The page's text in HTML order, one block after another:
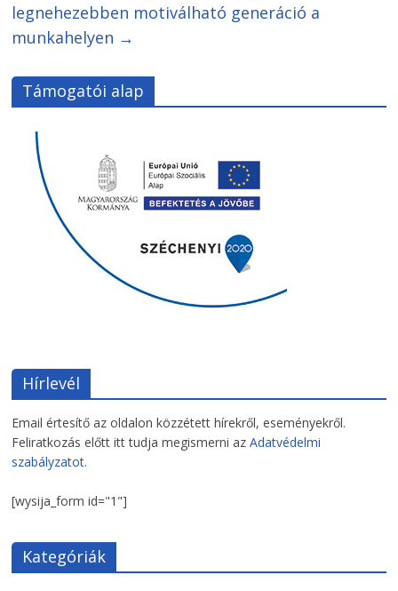
legnehezebben motiválható generáció a
munkahelyen →
Támogatói alap
Hírlevél
Email értesítő az oldalon közzétett hírekről, eseményekről.
Feliratkozás előtt itt tudja megismerni azAdatvédelmi
szabályzatot.
[wysija_form id="1"]
Kategóriák